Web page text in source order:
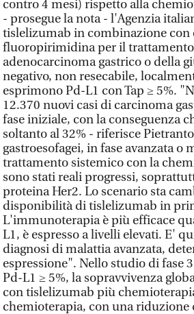
contro 4 mesi) rispetto alla
- prosegue la nota - l'Agenzia
tislelizumab in combinazione con
fluoropirimidina per il
adenocarcinoma gastrico o della
negativo, non resecabile,
esprimono Pd-L1 con Tap ≥ 5%.
12.370 nuovi casi di carcinoma
fase iniziale, con la conseguenza
soltanto al 32% - riferisce
gastroesofagei, in fase avanzata o
trattamento sistemico con la
sono stati reali progressi,
proteina Her2. Lo scenario sta
disponibilità di tislelizumab in
L'immunoterapia è più efficace
L1, è espresso a livelli elevati. E'
diagnosi di malattia avanzata,
espressione". Nello studio di fase
Pd-L1 ≥ 5%, la sopravvivenza
con tislelizumab più
chemioterapia, con una riduzione